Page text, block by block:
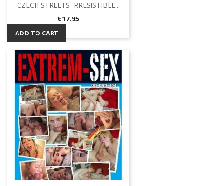
CZECH STREETS-IRRESISTIBLE...
Price
€17.95
ADD TO CART